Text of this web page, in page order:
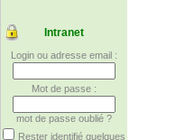
Intranet
Login ou adresse email :
Mot de passe :
mot de passe oublié ?
Rester identifié quelques